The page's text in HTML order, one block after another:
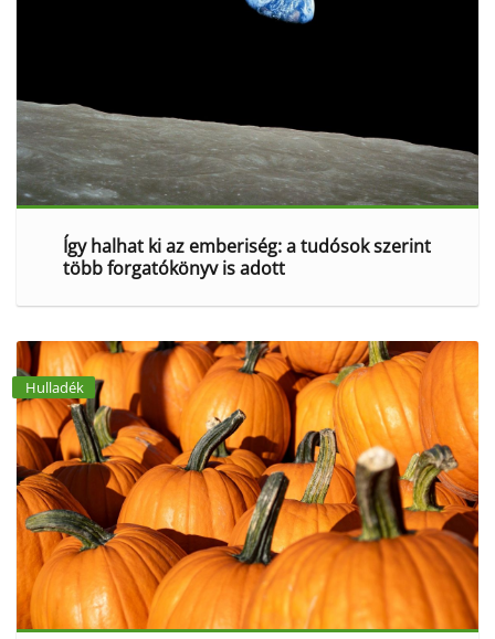
Így halhat ki az emberiség: a tudósok szerint
több forgatókönyv is adott
Hulladék